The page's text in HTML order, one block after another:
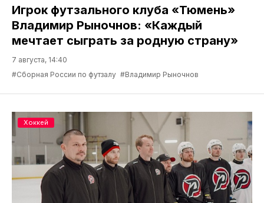
Игрок футзального клуба «Тюмень»
Владимир Рыночнов: «Каждый
мечтает сыграть за родную страну»
7 августа, 14:40
#Сборная России по футзалу #Владимир Рыночнов
Хоккей